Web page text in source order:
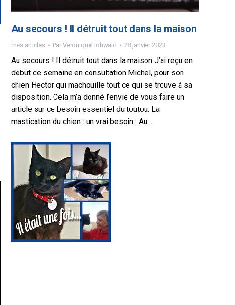
Au secours ! Il détruit tout dans la maison
mes articles Par VeroniqueHohwald 28 janvier 2023
Au secours ! Il détruit tout dans la maison J’ai reçu en
début de semaine en consultation Michel, pour son
chien Hector qui machouille tout ce qui se trouve à sa
disposition. Cela m’a donné l’envie de vous faire un
article sur ce besoin essentiel du toutou. La
mastication du chien : un vrai besoin : Au…